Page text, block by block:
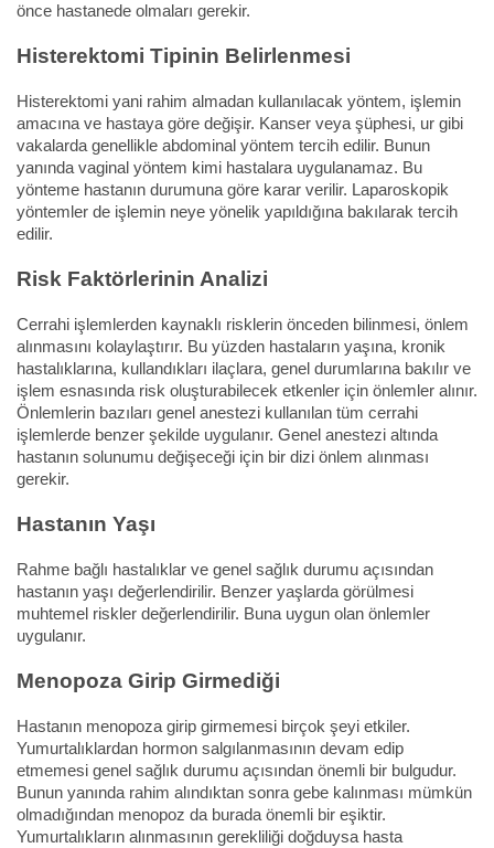
önce hastanede olmaları gerekir.
Histerektomi Tipinin Belirlenmesi
Histerektomi yani rahim almadan kullanılacak yöntem, işlemin
amacına ve hastaya göre değişir. Kanser veya şüphesi, ur gibi
vakalarda genellikle abdominal yöntem tercih edilir. Bunun
yanında vaginal yöntem kimi hastalara uygulanamaz. Bu
yönteme hastanın durumuna göre karar verilir. Laparoskopik
yöntemler de işlemin neye yönelik yapıldığına bakılarak tercih
edilir.
Risk Faktörlerinin Analizi
Cerrahi işlemlerden kaynaklı risklerin önceden bilinmesi, önlem
alınmasını kolaylaştırır. Bu yüzden hastaların yaşına, kronik
hastalıklarına, kullandıkları ilaçlara, genel durumlarına bakılır ve
işlem esnasında risk oluşturabilecek etkenler için önlemler alınır.
Önlemlerin bazıları genel anestezi kullanılan tüm cerrahi
işlemlerde benzer şekilde uygulanır. Genel anestezi altında
hastanın solunumu değişeceği için bir dizi önlem alınması
gerekir.
Hastanın Yaşı
Rahme bağlı hastalıklar ve genel sağlık durumu açısından
hastanın yaşı değerlendirilir. Benzer yaşlarda görülmesi
muhtemel riskler değerlendirilir. Buna uygun olan önlemler
uygulanır.
Menopoza Girip Girmediği
Hastanın menopoza girip girmemesi birçok şeyi etkiler.
Yumurtalıklardan hormon salgılanmasının devam edip
etmemesi genel sağlık durumu açısından önemli bir bulgudur.
Bunun yanında rahim alındıktan sonra gebe kalınması mümkün
olmadığından menopoz da burada önemli bir eşiktir.
Yumurtalıkların alınmasının gerekliliği doğduysa hasta